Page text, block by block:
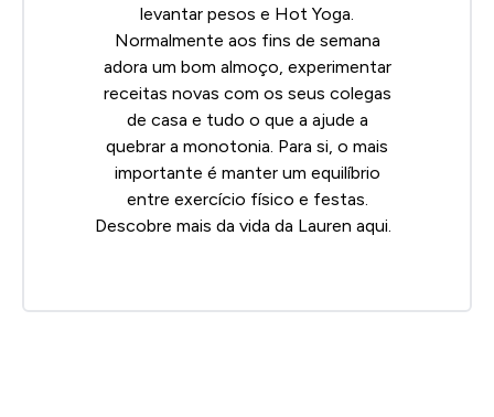
levantar pesos e Hot Yoga.
Normalmente aos fins de semana
adora um bom almoço, experimentar
receitas novas com os seus colegas
de casa e tudo o que a ajude a
quebrar a monotonia. Para si, o mais
importante é manter um equilíbrio
entre exercício físico e festas.
Descobre mais da vida da Lauren aqui